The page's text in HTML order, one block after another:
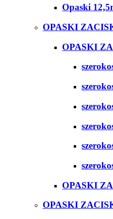
Opaski
OPASKI
OPASKI
OPASKI
OPASKI